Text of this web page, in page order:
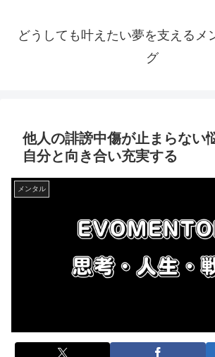
どうしても叶えたい夢を支えるメ
グ
他人の誹謗中傷が止まらない
自分と向き合い充実する
メンタル